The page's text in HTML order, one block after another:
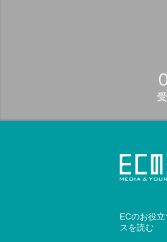
ECのお役
スを読む